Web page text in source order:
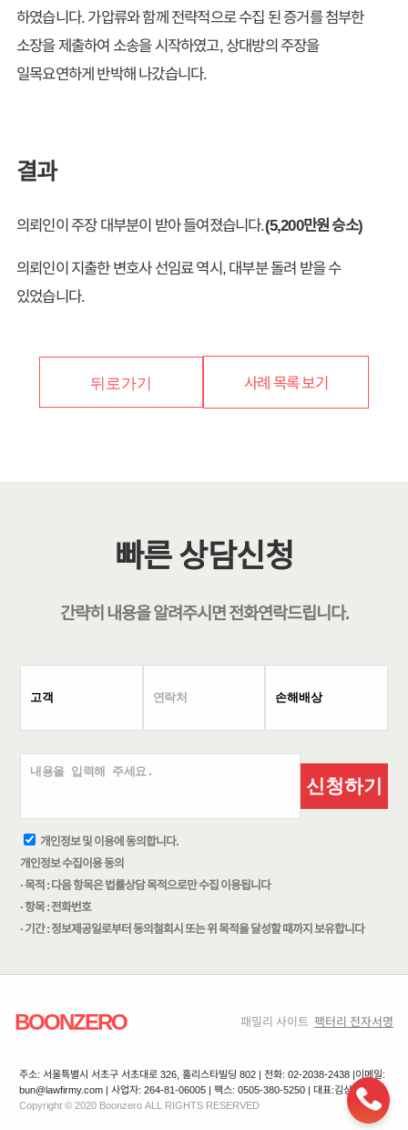
하였습니다. 가압류와 함께 전략적으로 수집 된 증거를 첨부한
소장을 제출하여 소송을 시작하였고, 상대방의 주장을
일목요연하게 반박해 나갔습니다.
결과
의뢰인이 주장 대부분이 받아 들여졌습니다.(5,200만원 승소)
의뢰인이 지출한 변호사 선임료 역시, 대부분 돌려 받을 수
있었습니다.
뒤로가기 사례 목록 보기
빠른 상담신청
간략히 내용을 알려주시면전화연락드립니다.
신청하기
개인정보 및 이용에 동의합니다.
개인정보 수집이용 동의
· 목적 : 다음 항목은 법률상담 목적으로만 수집 이용됩니다
· 항목 : 전화번호
· 기간 : 정보제공일로부터 동의철회시 또는 위 목적을 달성할 때까지 보유합니다
BOONZERO 패밀리 사이트 팩터리 전자서명
주소: 서울특별시 서초구 서초대로 326, 홀리스타빌딩 802 | 전화: 02-2038-2438 |이메일:
bun@lawfirmy.com | 사업자: 264-81-06005 | 팩스: 0505-380-5250 | 대표:김상겸
Copyright © 2020 Boonzero ALL RIGHTS RESERVED